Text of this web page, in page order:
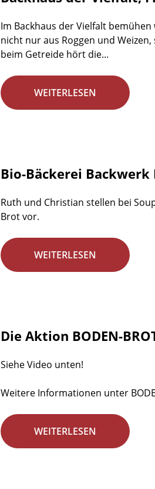
Im Backhaus der Vielfalt
nicht nur aus Roggen und
beim Getreide hört die...
WEITERLESEN
Bio-Bäckerei Backwerk
Ruth und Christian stellen bei
Brot vor.
WEITERLESEN
Die Aktion BODEN-
Siehe Video unten!
Weitere Informationen unter
WEITERLESEN